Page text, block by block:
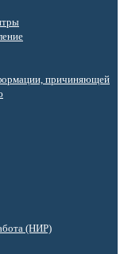
причиняющей
(НИР)